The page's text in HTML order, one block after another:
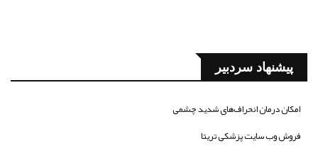
پیشنهاد سردبیر
امکان درمان انحراف‌های شدید چشمی
فروش وب سایت پزشکی تریتا